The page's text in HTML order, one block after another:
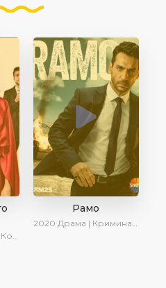
2025
Рамо
2020 Драма | Криминал | SesDizi | Ирина Котова